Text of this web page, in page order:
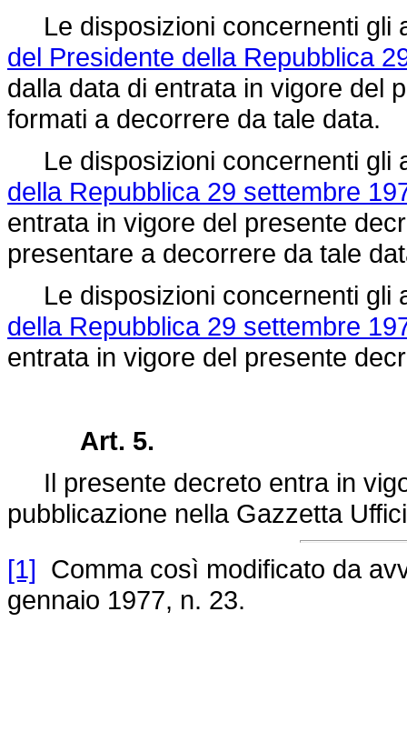
Le disposizioni concernenti gli
del Presidente della Repubblica
dalla data di entrata in vigore del
formati a decorrere da tale data.
Le disposizioni concernenti gli
della Repubblica 29 settembre
entrata in vigore del presente
presentare a decorrere da tale
Le disposizioni concernenti gli
della Repubblica 29 settembre
entrata in vigore del presente
Art. 5.
Il presente decreto entra in
pubblicazione nella Gazzetta
[1] Comma così modificato da
gennaio 1977, n. 23.